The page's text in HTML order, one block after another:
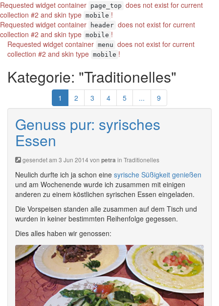
Requested widget container page_top does not exist for current
collection #2 and skin type mobile !
Requested widget container
header does not exist for current
collection #2 and skin type mobile !
Requested widget container menu does not exist for current
collection #2 and skin type mobile !
Kategorie: "Traditionelles"
1 2 3 4 5 ... 9
Genuss pur: syrisches
Essen
gesendet am 3 Jun 2014 von petra in Traditionelles
Neulich durfte ich ja schon eine syrische Süßigkeit genießen
und am Wochenende wurde ich zusammen mit einigen
anderen zu einem köstlichen syrischen Essen eingeladen.
Die Vorspeisen standen alle zusammen auf dem Tisch und
wurden in keiner bestimmten Reihenfolge gegessen.
Dies alles haben wir genossen: